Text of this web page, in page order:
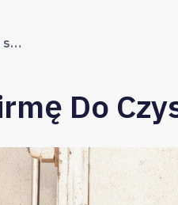
Jak wybrać odpowiednią firmę do czyszczenia szamb betonowych?
Do